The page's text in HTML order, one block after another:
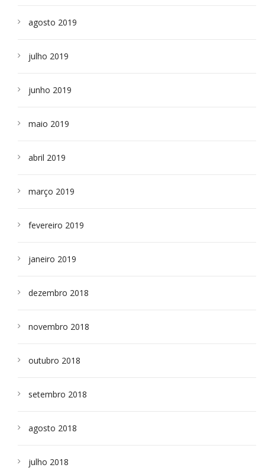
agosto 2019
julho 2019
junho 2019
maio 2019
abril 2019
março 2019
fevereiro 2019
janeiro 2019
dezembro 2018
novembro 2018
outubro 2018
setembro 2018
agosto 2018
julho 2018